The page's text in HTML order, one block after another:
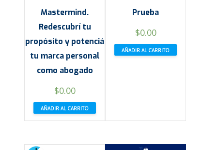
Mastermind.
Redescubrí tu
propósito y potenciá
tu marca personal
como abogado
$0.00
AÑADIR AL CARRITO
Prueba
$0.00
AÑADIR AL CARRITO